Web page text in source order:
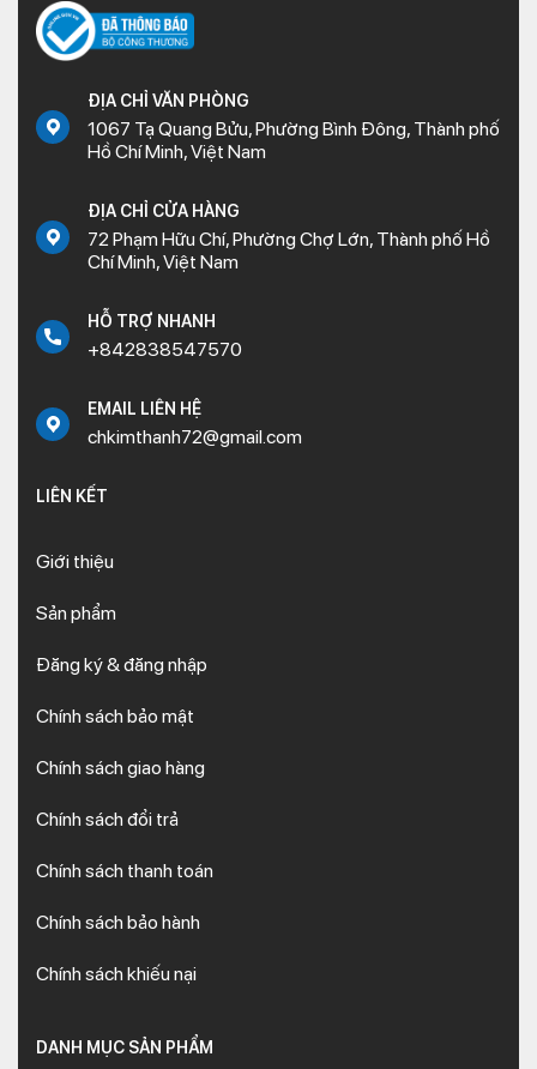
ĐỊA CHỈ VĂN PHÒNG
1067 Tạ Quang Bửu, Phường Bình Đông, Thành phố
Hồ Chí Minh, Việt Nam
ĐỊA CHỈ CỬA HÀNG
72 Phạm Hữu Chí, Phường Chợ Lớn, Thành phố Hồ
Chí Minh, Việt Nam
HỖ TRỢ NHANH
+842838547570
EMAIL LIÊN HỆ
chkimthanh72@gmail.com
LIÊN KẾT
Giới thiệu
Sản phẩm
Đăng ký & đăng nhập
Chính sách bảo mật
Chính sách giao hàng
Chính sách đổi trả
Chính sách thanh toán
Chính sách bảo hành
Chính sách khiếu nại
DANH MỤC SẢN PHẨM